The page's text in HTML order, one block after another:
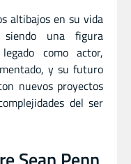
altibajos en su vida
una figura
como actor,
y su futuro
nuevos proyectos
del ser